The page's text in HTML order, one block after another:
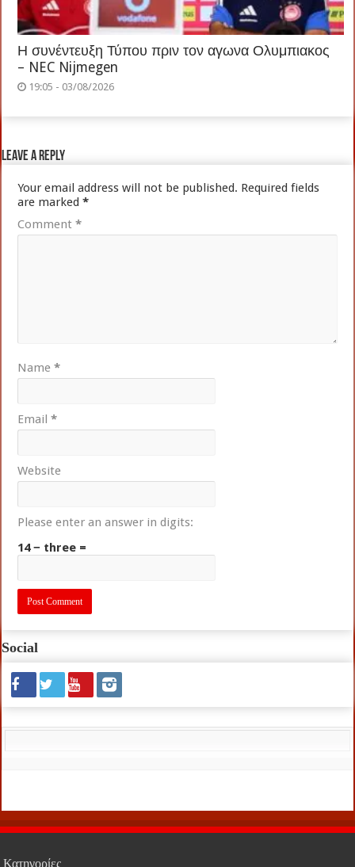
Η συνέντευξη Τύπου πριν τον αγωνα Ολυμπιακος
– NEC Nijmegen
19:05 - 03/08/2026
Leave a Reply
Your email address will not be published. Required fields
are marked*
Comment*
Name*
Email*
Website
Please enter an answer in digits:
14 − three =
Social
Κατηγορίες